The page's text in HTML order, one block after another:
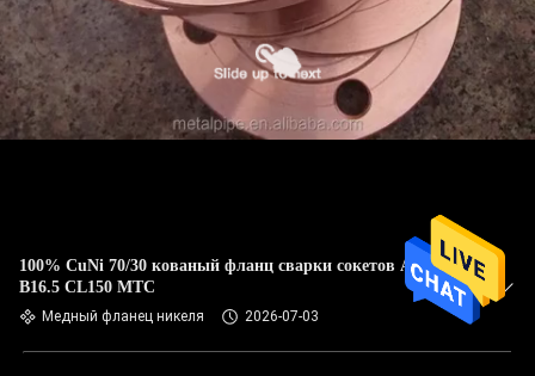
100% CuNi 70/30 кованый фланц сварки сокетов ASME
B16.5 CL150 MTC
Медный фланец никеля 2026-07-03